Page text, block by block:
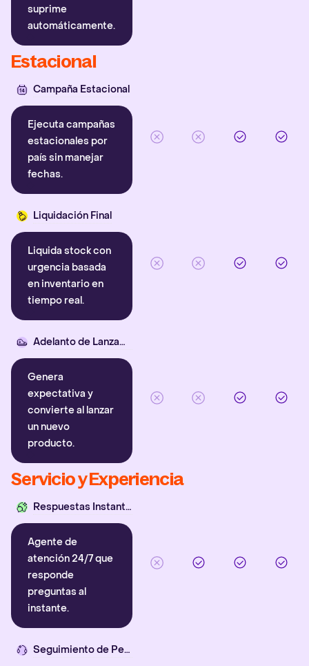
suprime
automáticamente.
Estacional
Campaña Estacional
Ejecuta campañas
estacionales por
país sin manejar
fechas.
Liquidación Final
Liquida stock con
urgencia basada
en inventario en
tiempo real.
Adelanto de Lanzamiento
Genera
expectativa y
convierte al lanzar
un nuevo
producto.
Servicio y Experiencia
Respuestas Instantáneas
Agente de
atención 24/7 que
responde
preguntas al
instante.
Seguimiento de Pedidos